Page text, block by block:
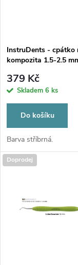
p
r
o
d
u
s
p
r
o
d
u
InstruDents - cpátko
kompozita 1.5-2.5
379 Kč
Skladem 6 ks
Do košíku
Barva stříbrná.
Doprodej